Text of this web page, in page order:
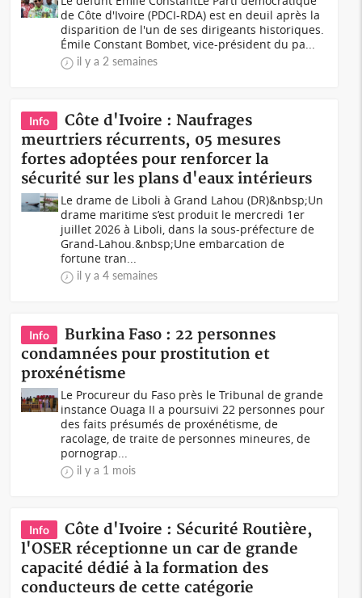
de Côte d'Ivoire (PDCI-RDA) est en deuil après la
disparition de l'un de ses dirigeants historiques.
Émile Constant Bombet, vice-président du pa...
il y a 2 semaines
Info
Côte d'Ivoire : Naufrages
meurtriers récurrents, 05 mesures
fortes adoptées pour renforcer la
sécurité sur les plans d'eaux intérieurs
Le drame de Liboli à Grand Lahou (DR)&nbsp;Un
drame maritime s’est produit le mercredi 1er
juillet 2026 à Liboli, dans la sous-préfecture de
Grand-Lahou.&nbsp;Une embarcation de
fortune tran...
il y a 4 semaines
Info
Burkina Faso : 22 personnes
condamnées pour prostitution et
proxénétisme
Le Procureur du Faso près le Tribunal de grande
instance Ouaga II a poursuivi 22 personnes pour
des faits présumés de proxénétisme, de
racolage, de traite de personnes mineures, de
pornograp...
il y a 1 mois
Info
Côte d'Ivoire : Sécurité Routière,
l'OSER réceptionne un car de grande
capacité dédié à la formation des
conducteurs de cette catégorie